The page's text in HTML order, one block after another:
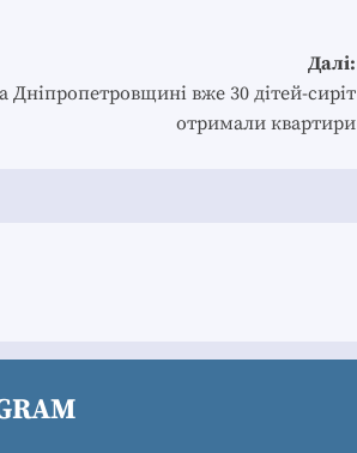
Далі:
Дніпропетровщині вже 30 дітей-сиріт
отримали квартири